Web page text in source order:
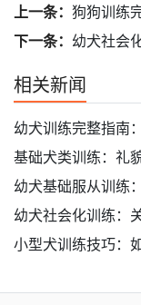
上一条： 狗狗训练
下一条： 幼犬社会
相关新闻
幼犬训练完整指南
基础犬类训练：礼
幼犬基础服从训练
幼犬社会化训练：
小型犬训练技巧：